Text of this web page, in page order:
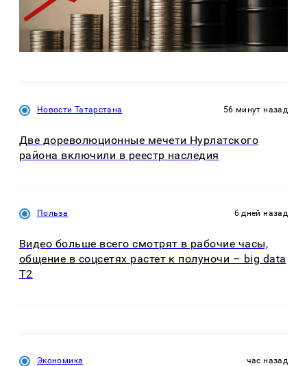
Новости Татарстана 56 минут назад
Две дореволюционные мечети Нурлатского
района включили в реестр наследия
Польза 6 дней назад
Видео больше всего смотрят в рабочие часы,
общение в соцсетях растет к полуночи – big data
T2
Экономика час назад